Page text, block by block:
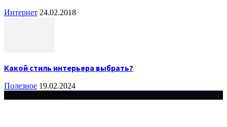
Интернет 24.02.2018
Какой стиль интерьера выбрать?
Полезное 19.02.2024